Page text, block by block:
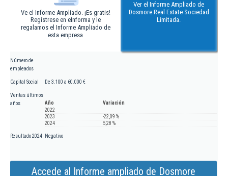
Ve el Informe Ampliado. ¡Es gratis!
Regístrese en eInforma y le
regalamos el Informe Ampliado de
esta empresa
Ver el Informe Ampliado de
Dosmore Real Estate Sociedad
Limitada.
Número de
empleados
Capital Social De 3.100 a 60.000 €
Ventas últimos
años
Año
Variación
2022
2023
-22,09 %
2024
5,28 %
Resultado 2024 Negativo
Accede al Informe ampliado de Dosmore